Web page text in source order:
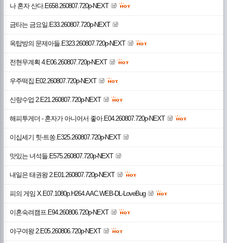
나 혼자 산다.E658.260807.720p-NEXT
금타는 금요일.E33.260807.720p-NEXT
옥탑방의 문제아들.E323.260807.720p-NEXT
전현무계획 4.E06.260807.720p-NEXT
우주떡집.E02.260807.720p-NEXT
신랑수업 2.E21.260807.720p-NEXT
해피투게더 - 혼자가 아니어서 좋아.E04.260807.720p-NEXT
이십세기 힛-트쏭.E325.260807.720p-NEXT
맛있는 녀석들.E575.260807.720p-NEXT
내일은 태권왕 2.E01.260807.720p-NEXT
피의 게임 X.E07.1080p.H264.AAC.WEB-DL-LoveBug
이혼숙려캠프.E94.260806.720p-NEXT
야구여왕 2.E05.260806.720p-NEXT